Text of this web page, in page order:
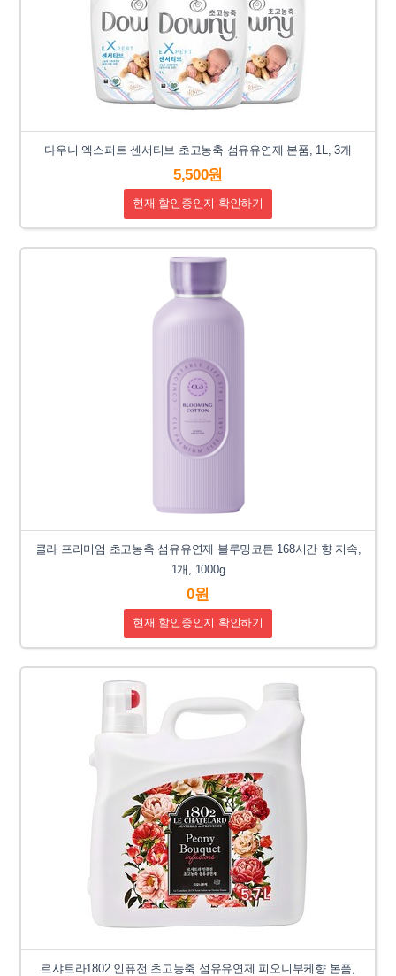
다우니 엑스퍼트 센서티브 초고농축 섬유유연제 본품, 1L, 3개
5,500원
현재 할인중인지 확인하기
클라 프리미엄 초고농축 섬유유연제 블루밍코튼 168시간 향 지속,
1개, 1000g
0원
현재 할인중인지 확인하기
르샤트라1802 인퓨전 초고농축 섬유유연제 피오니부케향 본품,